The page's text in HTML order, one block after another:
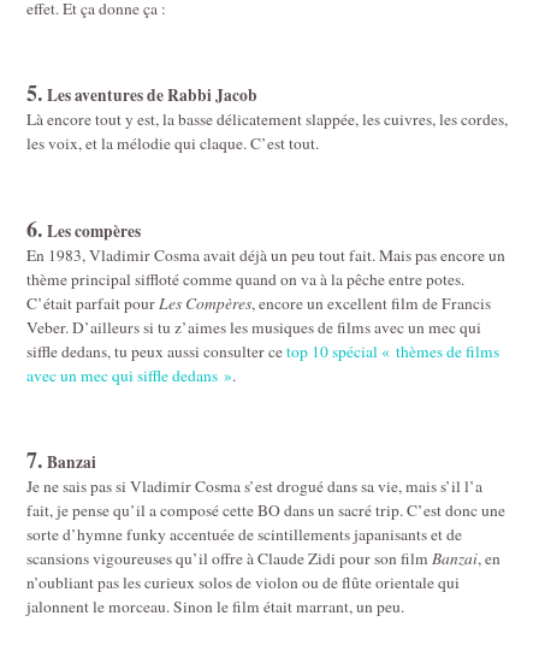
effet. Et ça donne ça :
5. Les aventures de Rabbi Jacob
Là encore tout y est, la basse délicatement slappée, les cuivres, les cordes,
les voix, et la mélodie qui claque. C’est tout.
6. Les compères
En 1983, Vladimir Cosma avait déjà un peu tout fait. Mais pas encore un
thème principal siffloté comme quand on va à la pêche entre potes.
C’était parfait pour Les Compères, encore un excellent film de Francis
Veber. D’ailleurs si tu z’aimes les musiques de films avec un mec qui
siffle dedans, tu peux aussi consulter cetop 10 spécial « thèmes de films
avec un mec qui siffle dedans ».
7. Banzai
Je ne sais pas si Vladimir Cosma s’est drogué dans sa vie, mais s’il l’a
fait, je pense qu’il a composé cette BO dans un sacré trip. C’est donc une
sorte d’hymne funky accentuée de scintillements japanisants et de
scansions vigoureuses qu’il offre à Claude Zidi pour son filmBanzai, en
n’oubliant pas les curieux solos de violon ou de flûte orientale qui
jalonnent le morceau. Sinon le film était marrant, un peu.